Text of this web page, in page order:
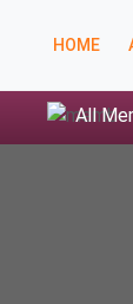
HOME
All